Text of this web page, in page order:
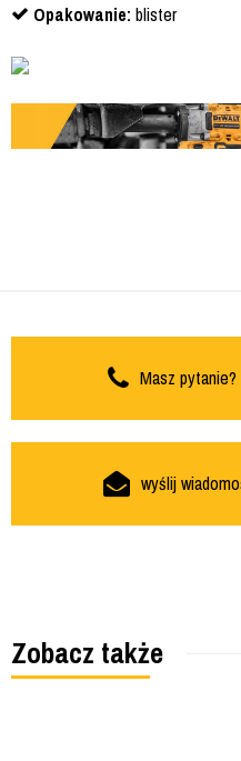
Opakowanie: blister
Masz pytanie?
wyślij
Zobacz także